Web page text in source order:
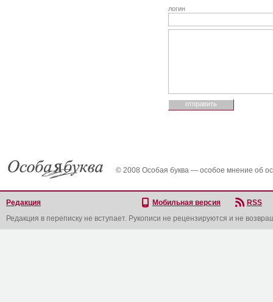
логин
© 2008 Особая буква — особое мнение об
Редакция Мобильная версия
RSS
Редакция в переписку не вступает. Рукописи не рецензируются и не